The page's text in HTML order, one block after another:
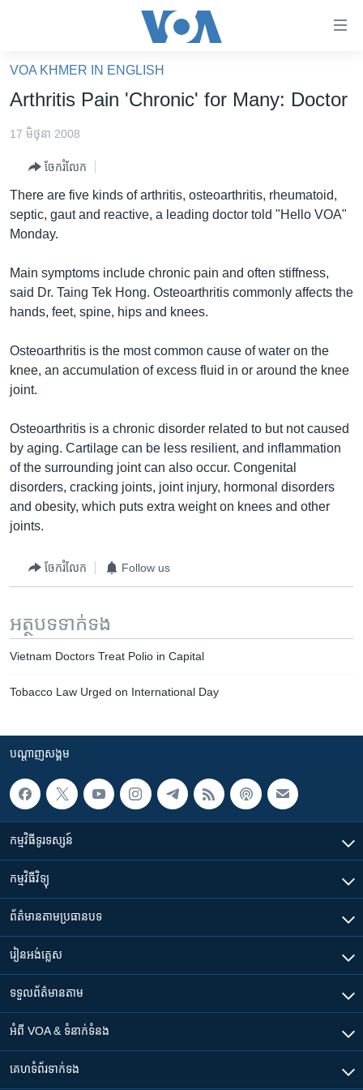
គេហទំព័រ​
ទាក់ទង
និង​
ទំព័រ​
ព័ត៌មាន​​
តែ​
រំលង​
និង​
ចូល​
ទំព័រ​
រចនា
សម្ព័ន្ធ​
និង​
ចូល​
ទៅ​
កាន់​
ទំព័រ​
ស្វែង​
អាមេរិក
ចិន
ហេឡូវីអូអេ
កម្ពុជាច្នៃប្រតិដ្ឋ
ទូរទស្សន៍ / វីដេអូ​
វិទ្យុ / ផតខាសថ៍
កម្មវិធីទាំងអស់
Khmer English
បណ្តាញ​សង្គម
ភាសា
VOA KHMER IN ENGLISH
Arthritis Pain 'Chronic' for Many: Doctor
17 មិថុនា 2008
ចែករំលែក
There are five kinds of arthritis, osteoarthritis, rheumatoid,
septic, gaut and reactive, a leading doctor told "Hello VOA"
Monday.
Main symptoms include chronic pain and often stiffness,
said Dr. Taing Tek Hong. Osteoarthritis commonly affects the
hands, feet, spine, hips and knees.
Osteoarthritis is the most common cause of water on the
knee, an accumulation of excess fluid in or around the knee
joint.
Osteoarthritis is a chronic disorder related to but not caused
by aging. Cartilage can be less resilient, and inflammation
of the surrounding joint can also occur. Congenital
disorders, cracking joints, joint injury, hormonal disorders
and obesity, which puts extra weight on knees and other
joints.
ចែករំលែក Follow us
អត្ថបទ​ទាក់ទង
Vietnam Doctors Treat Polio in Capital
Tobacco Law Urged on International Day
បណ្តាញ​សង្គម
កម្មវិធី​ទូរទស្សន៍
កម្មវិធី​វិទ្យុ
ព័ត៌មាន​តាមប្រធានបទ​
រៀន​​អង់គ្លេស
ទទួល​ព័ត៌មាន​តាម
អំពី​ VOA & ទំនាក់ទំនង
គេហទំព័រ​​ទាក់ទង